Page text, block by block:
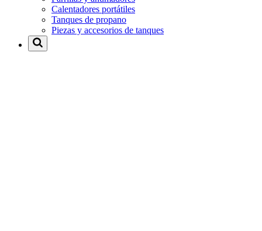
Calentadores portátiles
Tanques de propano
Piezas y accesorios de tanques